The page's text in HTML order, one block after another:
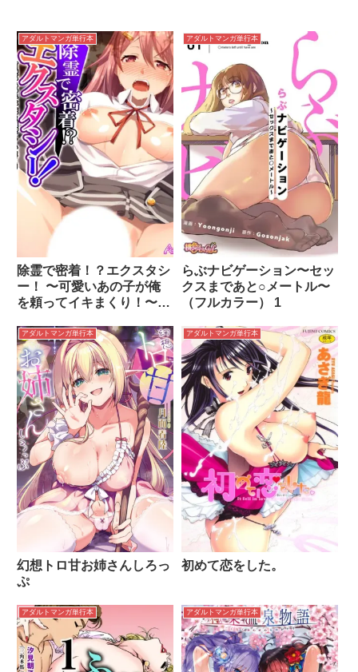
アダルトマンガ単行本
除霊で密着！？エクスタシ
ー！ 〜可愛いあの子が俺
を頼ってイキまくり！〜
アダルトマンガ単行本
らぶナビゲーション〜セッ
クスまであと○メートル〜
（フルカラー） 1
アダルトマンガ単行本
幻想トロ甘お姉さんしろっ
ぷ
アダルトマンガ単行本
初めて恋をした。
アダルトマンガ単行本 アダルトマンガ単行本